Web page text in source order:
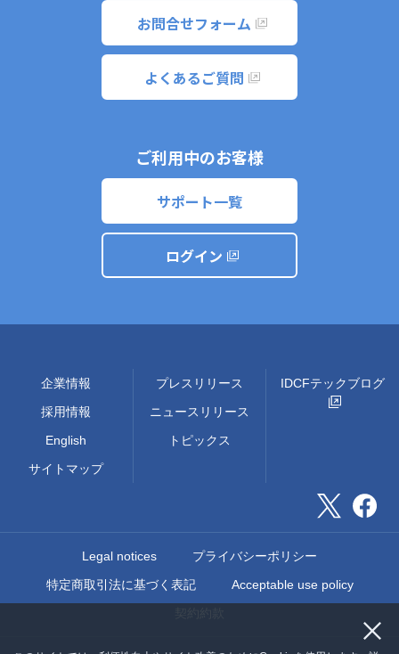
お問合せフォーム
よくあるご質問
ご利用中のお客様
サポート一覧
ログイン
企業情報
採用情報
English
サイトマップ
プレスリリース
ニュースリリース
トピックス
IDCFテックブログ
Legal notices
プライバシーポリシー
特定商取引法に基づく表記
Acceptable use policy